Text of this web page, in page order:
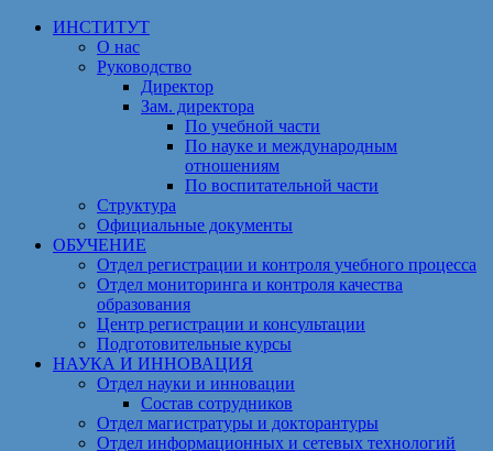
Перейти
содержимому
ИНСТИТУТ
О нас
Руководство
Директор
Зам. директора
По учебной части
По науке и международным
отношениям
По воспитательной части
Структура
Официальные документы
ОБУЧЕНИЕ
Отдел регистрации и контроля учебного процесса
Отдел мониторинга и контроля качества
образования
Центр регистрации и консультации
Подготовительные курсы
НАУКА И ИННОВАЦИЯ
Отдел науки и инновации
Состав сотрудников
Отдел магистратуры и докторантуры
Отдел информационных и сетевых технологий